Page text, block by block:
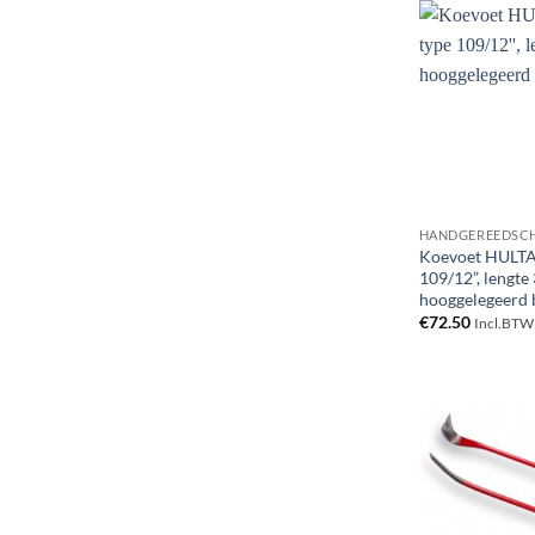
Koevoet
109/12”, lengte
€72.50 Incl.BTW